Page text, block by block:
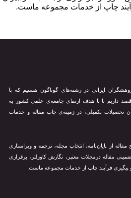
چاپ از خدمات مجموعه ماست.
ایرانی در رشته‌های گوناگون هستیم که با
داریم تا با هدف ارتقای جامعه‌ی علمی کشور به
تحصیلات تکمیلی، در زمینه‌ی چاپ مقاله و خدمات
از پایان‌نامه، انتخاب مجله، ترجمه و ویراستاری
مقاله درمجلات معتبر، نگارش کاورلتر، برقراری
و پیگیری فرآیند چاپ از خدمات مجموعه ماست.